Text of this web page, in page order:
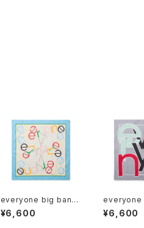
everyone big band
ana (MULTI)
¥6,600
everyone
ana (GRAY)
¥6,600